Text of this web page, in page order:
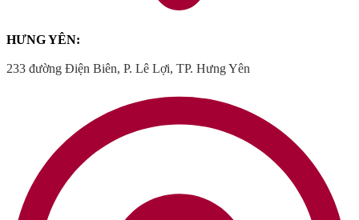
HƯNG YÊN:
233 đường Điện Biên, P. Lê Lợi, TP. Hưng Yên